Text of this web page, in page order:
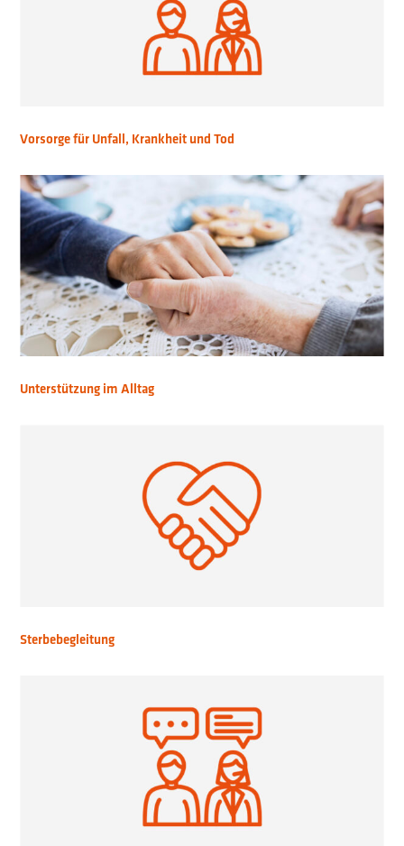
Vorsorge für Unfall, Krankheit und Tod
Unterstützung im Alltag
Sterbebegleitung